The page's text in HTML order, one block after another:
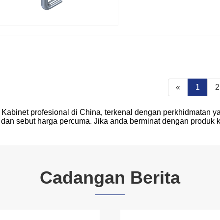
« 1 2
profesional di China, terkenal dengan perkhidmatan
sebut harga percuma. Jika anda berminat dengan produk
Cadangan Berita